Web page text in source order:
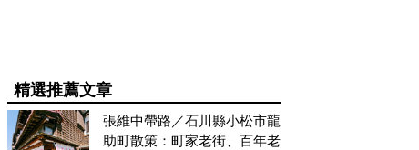
精選推薦文章
張維中帶路／石川縣小松市龍
助町散策：町家老街、百年老